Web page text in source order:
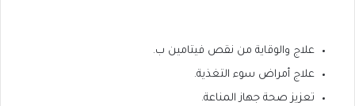
علاج والوقاية من نقص فيتامين ب.
علاج أمراض سوء التغذية.
تعزيز صحة جهاز المناعة.